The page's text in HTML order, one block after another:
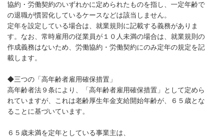
協約・労働契約のいずれかに定められたものを指し、一定年齢で
の退職が慣習化しているケースなどは該当しません。
定年を設定している場合は、就業規則に記載する義務がありま
す。なお、常時雇用の従業員が１０人未満の場合は、就業規則の
作成義務はないため、労働協約・労働契約にのみ定年の規定を記
載します。
◆三つの「高年齢者雇用確保措置」
高年齢者法９条により、「高年齢者雇用確保措置」として定めら
れていますが、これは老齢厚生年金支給開始年齢が、６５歳とな
ることに基づいています。
６５歳未満を定年としている事業主は、